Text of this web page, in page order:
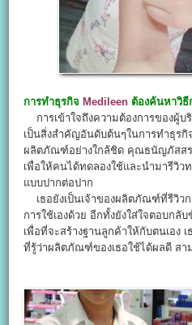
การทำธุรกิจ Medileen ต้องค้นหาวิธี
การเข้าใจถึงความต้องการของผู้
เป็นสิ่งสำคัญอันดับต้นๆในการทำธุรกิ
ผลิตภัณฑ์อย่างใกล้ชิด คุณธนัญภัสสร
เพื่อให้คนได้ทดลองใช้และนำมารีวิว
แบบปากต่อปาก
เธอยังเป็นเจ้าของผลิตภัณฑ์ที่รีวิว
การใช้เองด้วย อีกทั้งยังใส่ใจตอบกลั
เพื่อที่จะสร้างฐานลูกค้าให้กับตนเอง
ที่รู้ว่าผลิตภัณฑ์ของเธอใช้ได้ผลดี สา